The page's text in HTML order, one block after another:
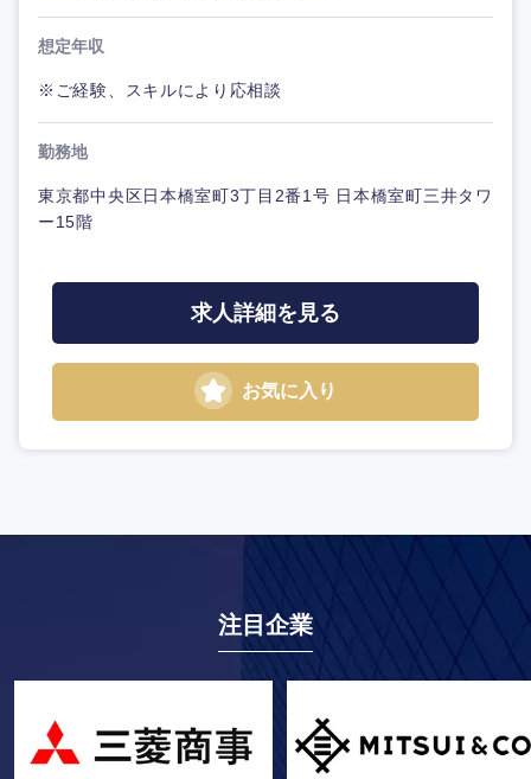
想定年収
※ご経験、スキルにより応相談
勤務地
東京都中央区日本橋室町3丁目2番1号 日本橋室町三井タワ
ー15階
求人詳細を見る
お気に入り
注目企業